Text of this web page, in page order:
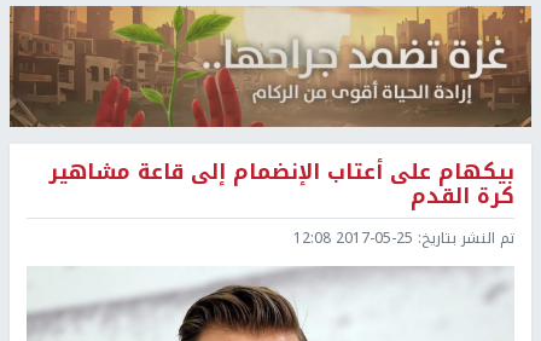
بيكهام على أعتاب الإنضمام إلى قاعة مشاهير
كرة القدم
تم النشر بتاريخ: 2017-05-25 12:08